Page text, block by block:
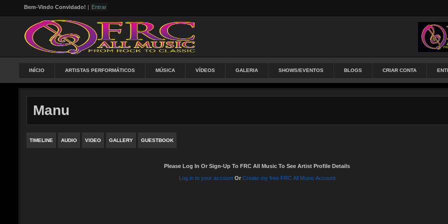
Bem-Vindo Convidado! | Entrar
INÍCIO ARTISTAS PERFORMÁTICOS MÚSICA VÍDEOS GALERIA SHOWS/EVENTOS BLOGS CRIAR CONTA
Manu
TIMELINE AUDIO VIDEO GALLERY GUESTBOOK
Please Log In Or Sign-Up To FRC All Music To See Artist Profile Details
Log in to your account Or Create my free FRC All Music Account